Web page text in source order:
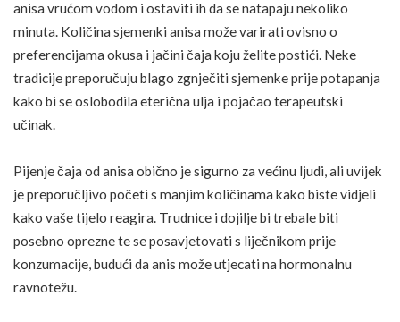
anisa vrućom vodom i ostaviti ih da se natapaju nekoliko
minuta. Količina sjemenki anisa može varirati ovisno o
preferencijama okusa i jačini čaja koju želite postići. Neke
tradicije preporučuju blago zgnječiti sjemenke prije potapanja
kako bi se oslobodila eterična ulja i pojačao terapeutski
učinak.
Pijenje čaja od anisa obično je sigurno za većinu ljudi, ali uvijek
je preporučljivo početi s manjim količinama kako biste vidjeli
kako vaše tijelo reagira. Trudnice i dojiljebi trebale biti
posebno oprezne te se posavjetovati s liječnikom prije
konzumacije, budući da anis može utjecati na hormonalnu
ravnotežu.